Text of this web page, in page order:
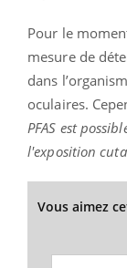
Pour le
mesure de
dans
oculaires.
PFAS est
l'exposition
Vous aimez